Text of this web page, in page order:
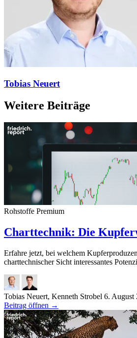
Tobias Neuert
Weitere Beiträge
Rohstoffe Premium
Charttechnik: Die
Erfahre jetzt, bei welchem
charttechnischer Sicht interessantes
Tobias Neuert, Kenneth Strobel 6. August
Beitrag öffnen →